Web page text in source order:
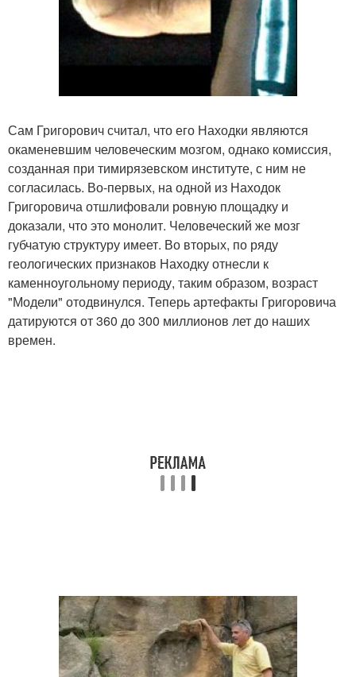
Сам Григорович считал, что его Находки являются
окаменевшим человеческим мозгом, однако комиссия,
созданная при тимирязевском институте, с ним не
согласилась. Во-первых, на одной из Находок
Григоровича отшлифовали ровную площадку и
доказали, что это монолит. Человеческий же мозг
губчатую структуру имеет. Во вторых, по ряду
геологических признаков Находку отнесли к
каменноугольному периоду, таким образом, возраст
"Модели" отодвинулся. Теперь артефакты Григоровича
датируются от 360 до 300 миллионов лет до наших
времен.